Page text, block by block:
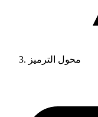
محول الترميز